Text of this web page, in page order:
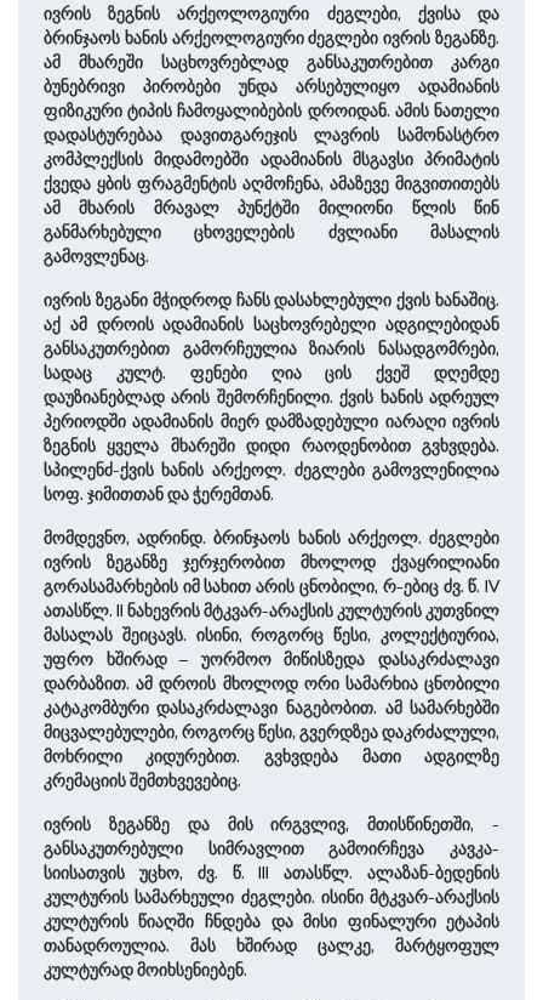
ივრის ზეგნის არქეოლოგიური ძეგლები, ქვისა და
ბრინჯაოს ხანის არქეოლოგიური ძეგლები ივრის ზეგანზე.
ამ მხა­რეში საცხოვრებლად განსაკუთრებით კარგი
ბუნებრივი პირობები უნდა არ­სე­ბუ­ლიყო ადამიანის
ფიზიკური ტიპის ჩამოყალიბების დროიდან. ამის ნათელი
დადასტურებაა დავითგარეჯის ლავრის სამონასტრო
კომპ­ლექ­სის მიდამოებში ადამიანის მსგავსი პრიმატის
ქვედა ყბის ფრაგმენტის აღმოჩენა, ამაზევე მიგვითითებს
ამ მხარის მრავალ პუნქტში მილიონი წლის წინ
განმარხებული ცხოველების ძვლიანი მასალის
გამოვლენაც.
ივრის ზეგანი მჭიდროდ ჩანს დასახლებული ქვის ხანაშიც.
აქ ამ დროის ადამიანის საცხოვრებელი ადგილებიდან
განსაკუთრებით გამორჩეულია ზიარის ნასადგომრები,
სადაც კულტ. ფენები ღია ცის ქვეშ დღემდე
დაუზიანებლად არის შემორჩენილი. ქვის ხანის ადრეულ
პერიოდში ადამიანის მიერ დამზადებული იარაღი ივრის
ზეგნის ყველა მხა­რეში დიდი რაოდენობით გვხვდე­ბა.
სპილენძ-ქვის ხანის არქეოლ. ძეგლები გამოვლენილია
სოფ. ჯიმითთან და ჭერემთან.
მომდევნო, ადრინდ. ბრინჯაოს ხანის არქეოლ. ძეგლები
ივრის ზეგანზე ჯერჯერობით მხო­ლოდ ქვაყრილიანი
გორასამარხების იმ სა­ხით არის ცნობილი, რ-ებიც ძვ. წ. IV
­ათასწლ. II ნახევრის მტკვარ-არაქსის კულტურის კუთვნილ
მასალას შეიცავს. ისინი, როგორც წესი, კოლექტიურია,
უფრო ხში­რად – უორმოო მიწისზედა დასაკრძალავი
დარბაზით. ამ დროის მხო­ლოდ ორი სამარხია ცნობილი
კატაკომბური დასაკრძალავი ნაგებობით. ამ სამარხებში
მიცვალებულები, როგორც წესი, გვერდზეა დაკრძალული,
მოხრილი კიდურებით. გვხვდება მათი ად­გილ­ზე
კრემაციის შემთხვევებიც.
ივრის ზეგანზე და მის ­ირგვლივ, მთისწინეთში, ­
განსაკუთრებული სი­მ­რავლით გამოირჩევა კავკა­
სიისათვის უცხო, ძვ. წ. III ­ათასწლ. ალაზან-ბედენის
კულტურის სამარხეული ძეგლები. ისინი ­მტკვარ-არაქსის
კულტურის წიაღში ჩნდება და მისი ფინალური ეტაპის
თანადროულია. მას ხში­რად ცალკე, მარტყოფულ
კულტურად მოიხსენიებენ.